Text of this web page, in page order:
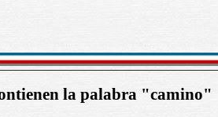
la palabra "camino"